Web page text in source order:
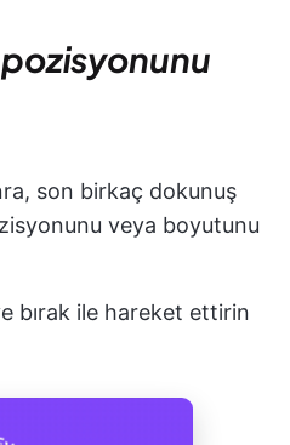
son birkaç dokunuş
veya boyutunu
bırak ile hareket ettirin